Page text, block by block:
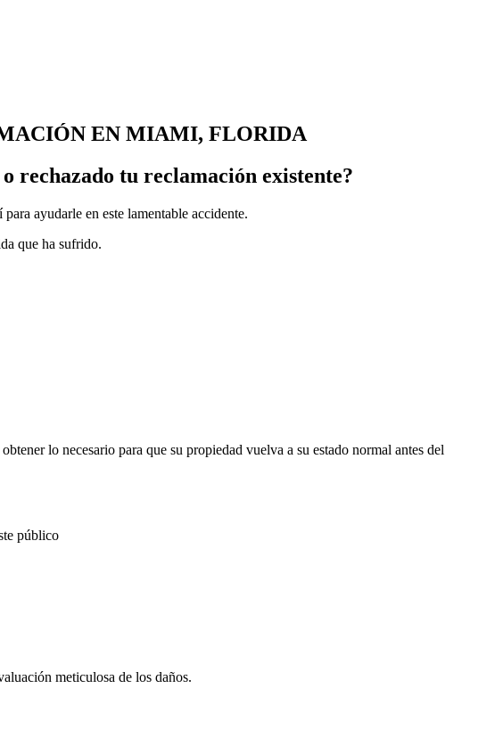
EN MIAMI, FLORIDA
rechazado tu reclamación existente?
ayudarle en este lamentable accidente.
que ha sufrido.
lo necesario para que su propiedad vuelva a su estado normal antes del
público
meticulosa de los daños.